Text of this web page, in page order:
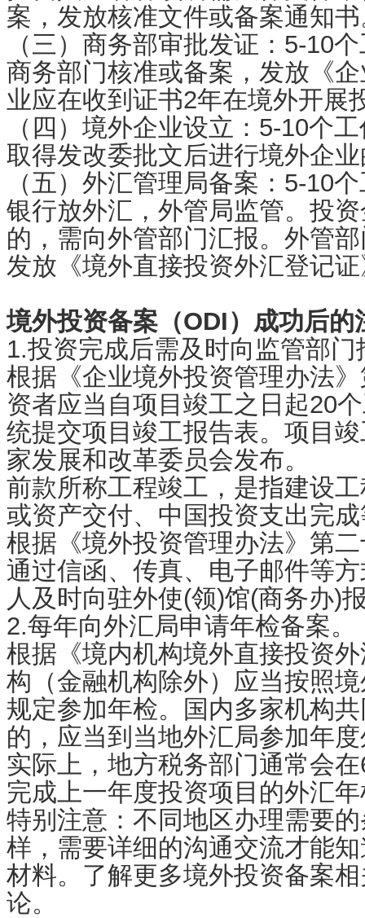
案，发放核准文件或备案通知
（三）商务部审批发证：5-10
商务部门核准或备案，发放《
业应在收到证书2年在境外开展
（四）境外企业设立：5-10个
取得发改委批文后进行境外企
（五）外汇管理局备案：5-10
银行放外汇，外管局监管。投
的，需向外管部门汇报。外管
发放《境外直接投资外汇登记
境外投资备案（ODI）成功后的
1.投资完成后需及时向监管部
根据《企业境外投资管理办法
资者应当自项目竣工之日起20
统提交项目竣工报告表。项目
家发展和改革委员会发布。
前款所称工程竣工，是指建设
或资产交付、中国投资支出完
根据《境外投资管理办法》第
通过信函、传真、电子邮件等
人及时向驻外使(领)馆(商务办)
2.每年向外汇局申请年检备案。
根据《境内机构境外直接投资
构（金融机构除外）应当按照
规定参加年检。国内多家机构
的，应当到当地外汇局参加年
实际上，地方税务部门通常会
完成上一年度投资项目的外汇
特别注意：不同地区办理需要
样，需要详细的沟通交流才能
材料。了解更多境外投资备案
论。